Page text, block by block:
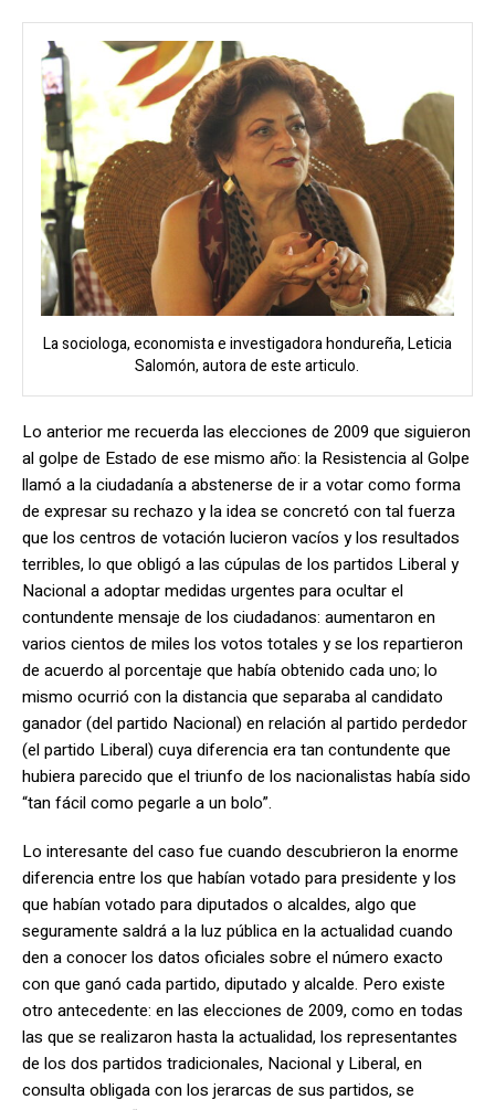
La sociologa, economista e investigadora hondureña, Leticia
Salomón, autora de este articulo.
Lo anterior me recuerda las elecciones de 2009 que siguieron
al golpe de Estado de ese mismo año: la Resistencia al Golpe
llamó a la ciudadanía a abstenerse de ir a votar como forma
de expresar su rechazo y la idea se concretó con tal fuerza
que los centros de votación lucieron vacíos y los resultados
terribles, lo que obligó a las cúpulas de los partidos Liberal y
Nacional a adoptar medidas urgentes para ocultar el
contundente mensaje de los ciudadanos: aumentaron en
varios cientos de miles los votos totales y se los repartieron
de acuerdo al porcentaje que había obtenido cada uno; lo
mismo ocurrió con la distancia que separaba al candidato
ganador (del partido Nacional) en relación al partido perdedor
(el partido Liberal) cuya diferencia era tan contundente que
hubiera parecido que el triunfo de los nacionalistas había sido
“tan fácil como pegarle a un bolo”.
Lo interesante del caso fue cuando descubrieron la enorme
diferencia entre los que habían votado para presidente y los
que habían votado para diputados o alcaldes, algo que
seguramente saldrá a la luz pública en la actualidad cuando
den a conocer los datos oficiales sobre el número exacto
con que ganó cada partido, diputado y alcalde. Pero existe
otro antecedente: en las elecciones de 2009, como en todas
las que se realizaron hasta la actualidad, los representantes
de los dos partidos tradicionales, Nacional y Liberal, en
consulta obligada con los jerarcas de sus partidos, se